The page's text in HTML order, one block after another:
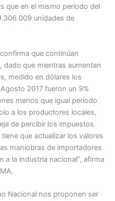
que en el mismo período del
unidades de
que continúan
que mientras aumentan
medido en dólares los
2017 fueron un 9%
menos que igual periodo
a los productores locales,
de percibir los impuestos
que actualizar los valores
maniobras de importadores
a la industria nacional”, afirma
Nacional nos proponen ser